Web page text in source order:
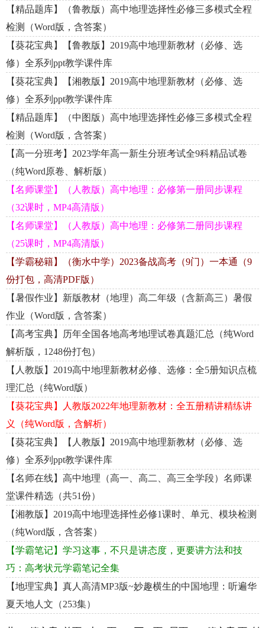
【精品题库】（鲁教版）高中地理选择性必修三多模式全程
检测（Word版，含答案）
【葵花宝典】【鲁教版】2019高中地理新教材（必修、选
修）全系列ppt教学课件库
【葵花宝典】【湘教版】2019高中地理新教材（必修、选
修）全系列ppt教学课件库
【精品题库】（中图版）高中地理选择性必修三多模式全程
检测（Word版，含答案）
【高一分班考】2023学年高一新生分班考试全9科精品试卷
（纯Word原卷、解析版）
【名师课堂】（人教版）高中地理：必修第一册同步课程
（32课时，MP4高清版）
【名师课堂】（人教版）高中地理：必修第二册同步课程
（25课时，MP4高清版）
【学霸秘籍】（衡水中学）2023备战高考（9门）一本通（9
份打包，高清PDF版）
【暑假作业】新版教材（地理）高二年级（含新高三）暑假
作业（Word版，含答案）
【高考宝典】历年全国各地高考地理试卷真题汇总（纯Word
解析版，1248份打包）
【人教版】2019高中地理新教材必修、选修：全5册知识点梳
理汇总（纯Word版）
【葵花宝典】人教版2022年地理新教材：全五册精讲精练讲
义（纯Word版，含解析）
【葵花宝典】【人教版】2019高中地理新教材（必修、选
修）全系列ppt教学课件库
【名师在线】高中地理（高一、高二、高三全学段）名师课
堂课件精选（共51份）
【湘教版】2019高中地理选择性必修1课时、单元、模块检测
（纯Word版，含答案）
【学霸笔记】学习这事，不只是讲态度，更要讲方法和技
巧：高考状元学霸笔记全集
【地理宝典】真人高清MP3版~妙趣横生的中国地理：听遍华
夏天地人文（253集）